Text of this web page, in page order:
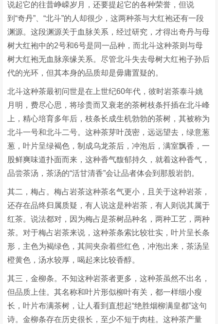
说起它的往昔峥嵘岁月，还要提起它的各种荣誉，但说
到“奇丹”、“北斗”的人却很少，这两种茶与大红袍还有一段
渊源。这段渊源关于血脉关系，经过研究，才得出奇丹与母
树大红袍中的2号和6号是同一品种，而北斗这种茶则与母
树大红袍无血脉亲缘关系。尽管北斗失去母树大红袍子孙后
代的光环，但其本身的品质却是毋庸置疑的。
北斗这种茶最初问世是在上世纪60年代，彼时岩茶泰斗姚
月明，费尽心思，将珍贵而又衰老的茶树枝条扦插在北斗峰
上，精心培育多年后，枝条长成生机勃勃的茶树，其被称为
北斗一号和北斗二号。这种茶芽叶茂密，远远望去，绿意葱
葱，叶片呈绿褐色，制成乌龙茶后，冲泡后，满室飘香，一
股鲜爽味道扑面而来，这种香气馥郁持久，就着这种香气，
品尝茶汤，茶汤的“活甘清香”会让品者体会到那股岩韵。
其二，梅占。梅占岩茶这种茶名气更小，且关于这种岩茶，
还存在品终归属质疑，有人说这是种岩茶，有人则说其属于
红茶。说法都对，因为梅占是茶树品种名，两种工艺，两种
茶。对于梅占岩茶来说，这种茶条索比较壮实，叶片呈长条
形，主色为褐绿色，其间夹杂着些红色，冲泡出来，茶汤呈
橙黄色，汤水较厚，喝起来比较香醇。
其三，金柳条。不知这种岩茶者更多，这种茶虽然不出名，
但品质上佳。其名称和叶片形似柳叶有关，都一样细小瘦
长，叶片布满茶树，让人看到直想起“绝胜烟柳满皇都”这句
诗。金柳条存在历史很长，至少不短于肉桂。这种茶产量